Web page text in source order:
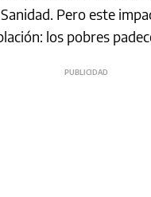
Pero este
los pobres